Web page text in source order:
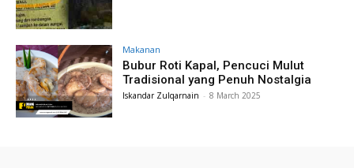
Makanan
Bubur Roti Kapal, Pencuci Mulut
Tradisional yang Penuh Nostalgia
Iskandar Zulqarnain - 8 March 2025